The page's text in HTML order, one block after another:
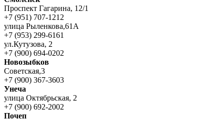
Проспект Гагарина, 12/1
+7 (951) 707-1212
улица Рыленкова,61А
+7 (953) 299-6161
ул.Кутузова, 2
+7 (900) 694-0202
Новозыбков
Советская,3
+7 (900) 367-3603
Унеча
улица Октябрьская, 2
+7 (900) 692-2002
Почеп